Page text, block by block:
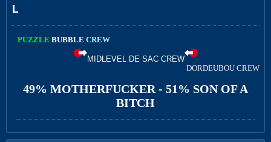
L
PUZZLE BUBBLE CREW
MIDLEVEL DE SAC CREW
DORDEUBOU CREW
49% MOTHERFUCKER - 51% SON OF A
BITCH